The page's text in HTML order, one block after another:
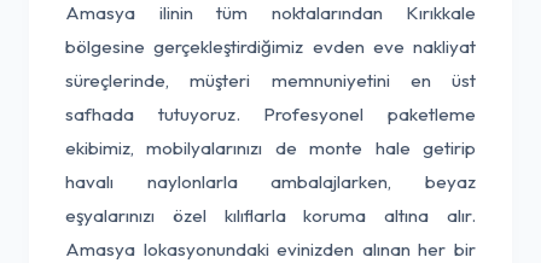
Amasya ilinin tüm noktalarından Kırıkkale
bölgesine gerçekleştirdiğimiz evden eve nakliyat
süreçlerinde, müşteri memnuniyetini en üst
safhada tutuyoruz. Profesyonel paketleme
ekibimiz, mobilyalarınızı de monte hale getirip
havalı naylonlarla ambalajlarken, beyaz
eşyalarınızı özel kılıflarla koruma altına alır.
Amasya lokasyonundaki evinizden alınan her bir